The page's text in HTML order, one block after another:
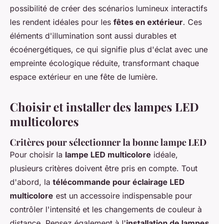
possibilité de créer des scénarios lumineux interactifs
les rendent idéales pour les fêtes en extérieur. Ces
éléments d'illumination sont aussi durables et
écoénergétiques, ce qui signifie plus d'éclat avec une
empreinte écologique réduite, transformant chaque
espace extérieur en une fête de lumière.
Choisir et installer des lampes LED
multicolores
Critères pour sélectionner la bonne lampe LED
Pour choisir la lampe LED multicolore idéale,
plusieurs critères doivent être pris en compte. Tout
d'abord, la télécommande pour éclairage LED
multicolore est un accessoire indispensable pour
contrôler l'intensité et les changements de couleur à